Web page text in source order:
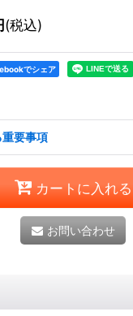
(税込)
でシェア
要事項
カートに入れる
お問い合わせ